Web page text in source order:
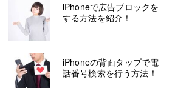
iPhoneで広告ブロックを
する方法を紹介！
iPhoneの背面タップで電
話番号検索を行う方法！